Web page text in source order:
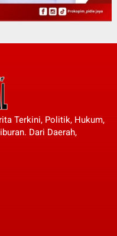
Terkini, Politik, Hukum,
Dari Daerah,